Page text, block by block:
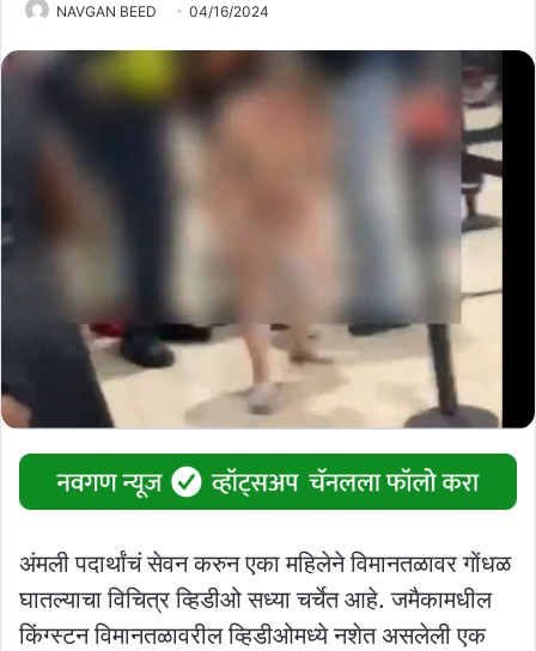
NAVGAN BEED 04/16/2024
अंमली पदार्थांचं सेवन करुन एका महिलेने विमानतळावर गोंधळ
घातल्याचा विचित्र व्हिडीओ सध्या चर्चेत आहे. जमैकामधील
किंग्स्टन विमानतळावरील व्हिडीओमध्ये नशेत असलेली एक